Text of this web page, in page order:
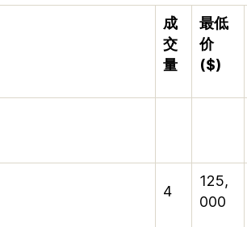
成
交
量
最低
价
($)
4
125,
000